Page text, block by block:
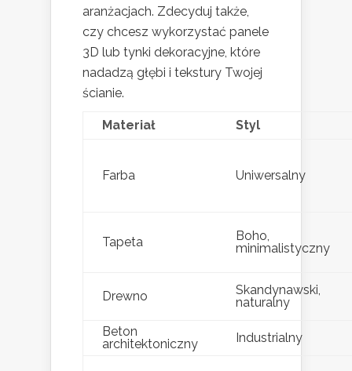
aranżacjach. Zdecyduj także,
czy chcesz wykorzystać panele
3D lub tynki dekoracyjne, które
nadadzą głębi i tekstury Twojej
ścianie.
Materiał Styl
Farba Uniwersalny
Tapeta
Boho,
minimalistyczny
Drewno
Skandynawski,
naturalny
Beton
architektoniczny
Industrialny